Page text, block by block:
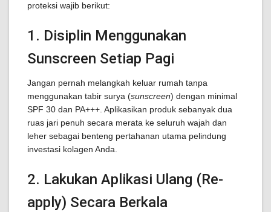
proteksi wajib berikut:
1. Disiplin Menggunakan
Sunscreen Setiap Pagi
Jangan pernah melangkah keluar rumah tanpa
menggunakan tabir surya (sunscreen) dengan minimal
SPF 30 dan PA+++. Aplikasikan produk sebanyak dua
ruas jari penuh secara merata ke seluruh wajah dan
leher sebagai benteng pertahanan utama pelindung
investasi kolagen Anda.
2. Lakukan Aplikasi Ulang (Re-
apply) Secara Berkala